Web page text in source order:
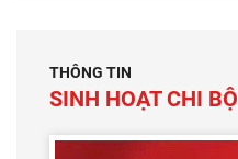
THÔNG TIN
SINH HOẠT CHI BỘ